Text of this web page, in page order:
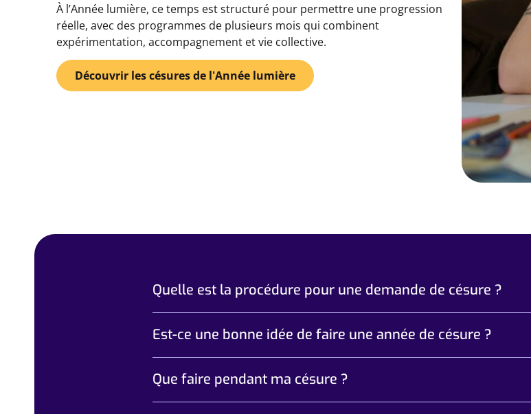
À l’Année lumière, ce temps est structuré pour permettre une progression
réelle, avec des programmes de plusieurs mois qui combinent
expérimentation, accompagnement et vie collective.
Découvrir les césures de l'Année lumière
Quelle est la procédure pour une demande de césure ?
Est-ce une bonne idée de faire une année de césure ?
Que faire pendant ma césure ?